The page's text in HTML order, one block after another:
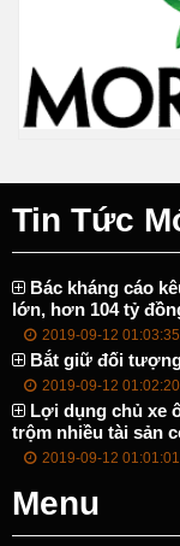
Đối
Tin Tức
Bác kháng cáo
lớn, hơn 104 tỷ
2019-09-12 01:03:35
Bắt giữ đối
2019-09-12 01:02:20
Lợi dụng chủ xe
trộm nhiều tài sản
2019-09-12 01:01:01
Menu